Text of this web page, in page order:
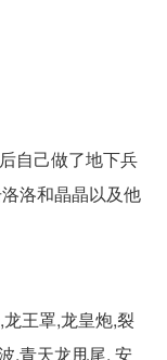
自己做了地下兵
洛和晶晶以及他
王罩,龙皇炮,裂
,青天龙甩尾, 安